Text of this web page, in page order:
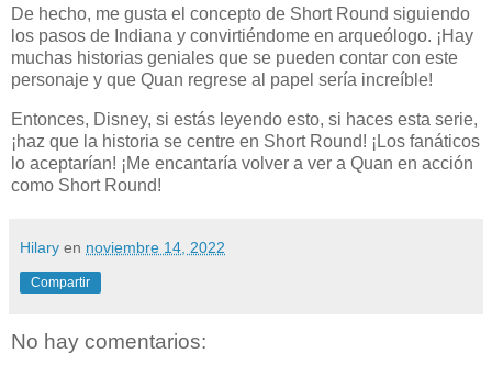
De hecho, me gusta el concepto de Short Round siguiendo
los pasos de Indiana y convirtiéndome en arqueólogo. ¡Hay
muchas historias geniales que se pueden contar con este
personaje y que Quan regrese al papel sería increíble!
Entonces, Disney, si estás leyendo esto, si haces esta serie,
¡haz que la historia se centre en Short Round! ¡Los fanáticos
lo aceptarían! ¡Me encantaría volver a ver a Quan en acción
como Short Round!
Hilary en noviembre 14, 2022
Compartir
No hay comentarios: